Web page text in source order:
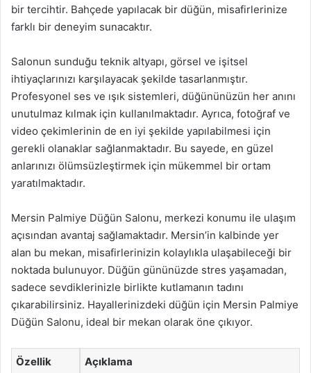
bir tercihtir. Bahçede yapılacak bir düğün, misafirlerinize
farklı bir deneyim sunacaktır.
Salonun sunduğu teknik altyapı, görsel ve işitsel
ihtiyaçlarınızı karşılayacak şekilde tasarlanmıştır.
Profesyonel ses ve ışık sistemleri, düğününüzün her anını
unutulmaz kılmak için kullanılmaktadır. Ayrıca, fotoğraf ve
video çekimlerinin de en iyi şekilde yapılabilmesi için
gerekli olanaklar sağlanmaktadır. Bu sayede, en güzel
anlarınızı ölümsüzleştirmek için mükemmel bir ortam
yaratılmaktadır.
Mersin Palmiye Düğün Salonu, merkezi konumu ile ulaşım
açısından avantaj sağlamaktadır. Mersin’in kalbinde yer
alan bu mekan, misafirlerinizin kolaylıkla ulaşabileceği bir
noktada bulunuyor. Düğün gününüzde stres yaşamadan,
sadece sevdiklerinizle birlikte kutlamanın tadını
çıkarabilirsiniz. Hayallerinizdeki düğün için Mersin Palmiye
Düğün Salonu, ideal bir mekan olarak öne çıkıyor.
Özellik Açıklama